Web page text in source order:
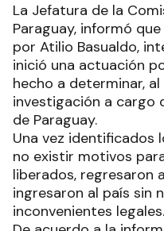
La Jefatura de la
Paraguay, informó
por Atilio Basualdo,
inició una actuación
hecho a determinar,
investigación a cargo
de Paraguay.
Una vez identificados
no existir motivos
liberados, regresaron
ingresaron al país sin
inconvenientes legales.